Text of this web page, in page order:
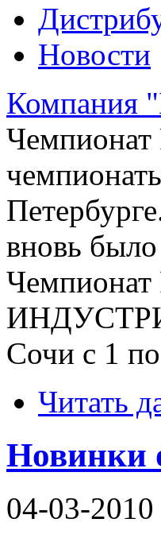
Новости
Компания
Чемпионат
вновь
Чемпионат
Сочи с 1
Читать
Новинки
04-03-2010